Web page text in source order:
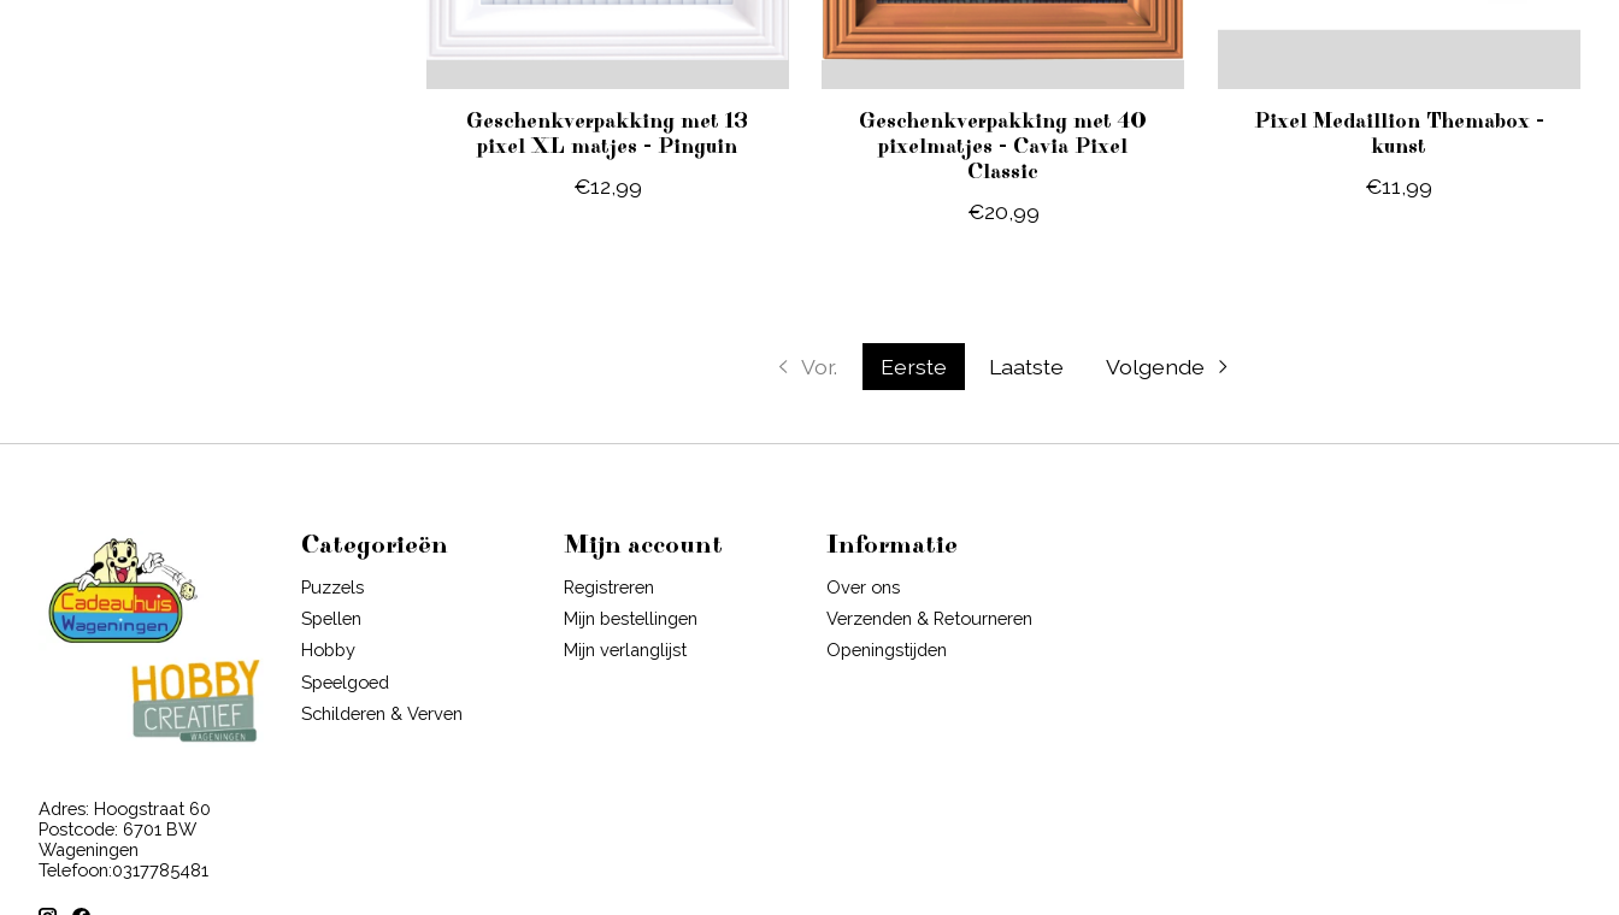
Geschenkverpakking met 13
pixel XL matjes - Pinguin
€12,99
Geschenkverpakking met 40
pixelmatjes - Cavia Pixel
Classic
€20,99
Pixel Medaillion Themabox -
kunst
€11,99
Vor. Eerste Laatste Volgende
Adres: Hoogstraat 60
Postcode: 6701 BW
Wageningen
Telefoon:0317785481
Categorieën
Puzzels
Spellen
Hobby
Speelgoed
Schilderen & Verven
Mijn account
Registreren
Mijn bestellingen
Mijn verlanglijst
Informatie
Over ons
Verzenden & Retourneren
Openingstijden